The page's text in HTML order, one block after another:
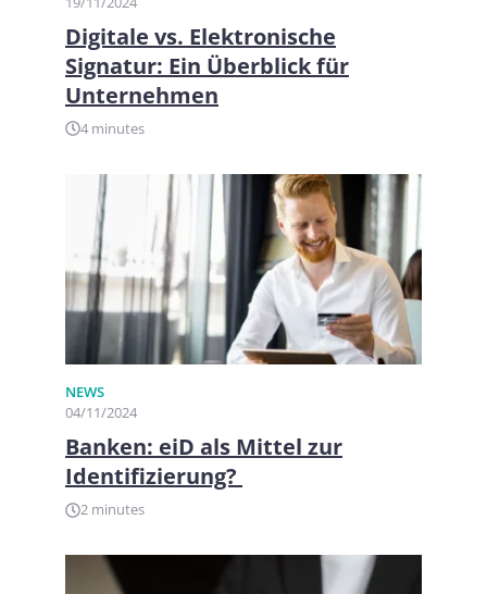
Digitale vs. Elektronische
Signatur: Ein Überblick für
Unternehmen
4 minutes
NEWS
04/11/2024
Banken: eiD als Mittel zur
Identifizierung?
2 minutes